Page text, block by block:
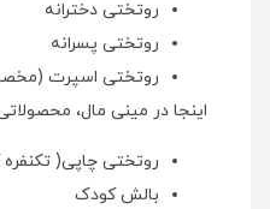
روتختی دخترانه
روتختی پسرانه
روتختی اسپرت
اینجا در مینی مال،
روتختی چاپی(
بالش کودک